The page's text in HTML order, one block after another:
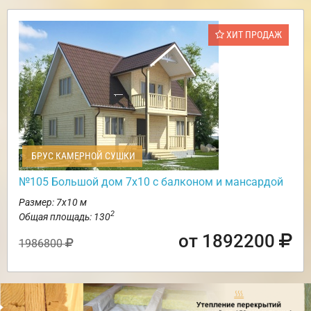
ХИТ ПРОДАЖ
БРУС КАМЕРНОЙ СУШКИ
№105 Большой дом 7х10 с балконом и мансардой
Размер: 7х10 м
Общая площадь: 1302
1986800 от 1892200